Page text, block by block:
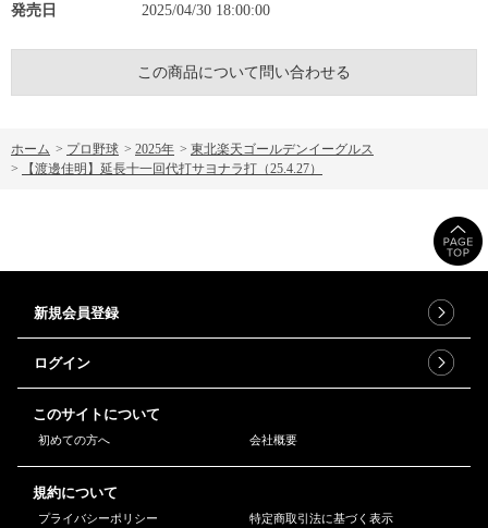
発売日 2025/04/30 18:00:00
この商品について問い合わせる
ホーム > プロ野球 > 2025年 > 東北楽天ゴールデンイーグルス
>
【渡邊佳明】延長十一回代打サヨナラ打（25.4.27）
新規会員登録
ログイン
このサイトについて
初めての方へ 会社概要
規約について
プライバシーポリシー 特定商取引法に基づく表示